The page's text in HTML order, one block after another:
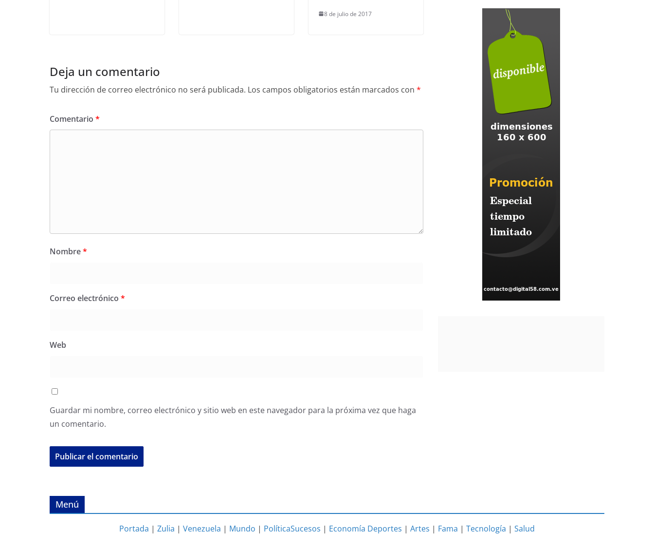
8 de julio de 2017
Deja un comentario
Tu dirección de correo electrónico no será publicada. Los campos obligatorios están marcados con *
Comentario *
Nombre*
Correo electrónico *
Web
Guardar mi nombre, correo electrónico y sitio web en este navegador para la próxima vez que haga
un comentario.
Menú
Portada | Zulia | Venezuela | Mundo | PolíticaSucesos | Economía Deportes | Artes | Fama | Tecnología | Salud